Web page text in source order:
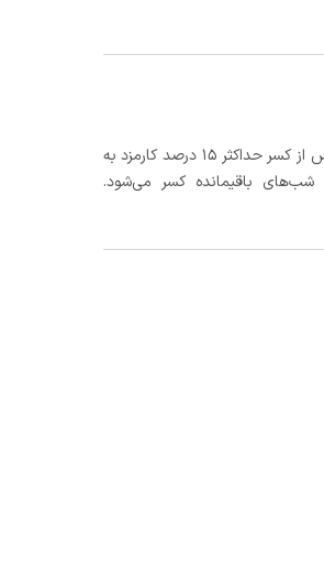
در صورتی که رزرو، حداقل 3 روز کامل قبل از تاریخ ورود لغو گردد؛ مبلغ صورتحساب پس از کسر حداکثر 15 درصد کارمزد به